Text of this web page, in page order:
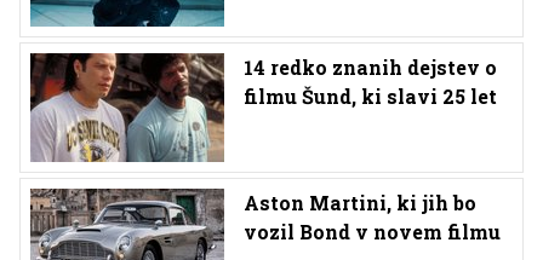
14 redko znanih dejstev o
filmu Šund, ki slavi 25 let
Aston Martini, ki jih bo
vozil Bond v novem filmu